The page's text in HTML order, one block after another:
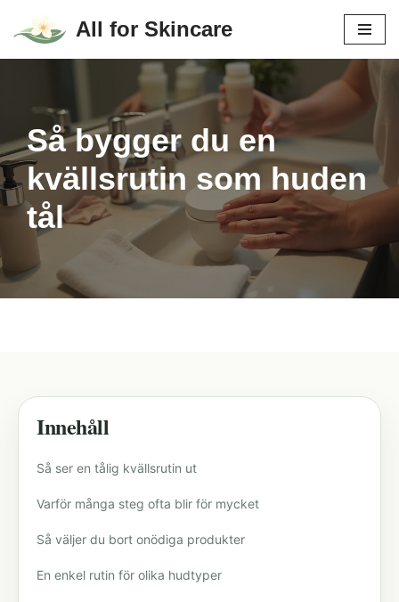
Hoppa
All for Skincare
Så bygger du en
kvällsrutin som huden
tål
Innehåll
Så ser en tålig kvällsrutin ut
Varför många steg ofta blir för mycket
Så väljer du bort onödiga produkter
En enkel rutin för olika hudtyper